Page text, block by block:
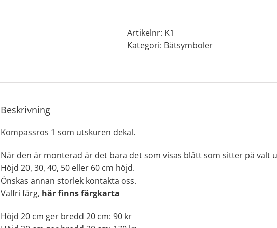
Artikelnr: K1
Kategori: Båtsymboler
Beskrivning
Kompassros 1 som utskuren dekal.
När den är monterad är det bara det som visas blått som sitter på valt
Höjd 20, 30, 40, 50 eller 60 cm höjd.
Önskas annan storlek kontakta oss.
Valfri färg, här finns färgkarta
Höjd 20 cm ger bredd 20 cm: 90 kr